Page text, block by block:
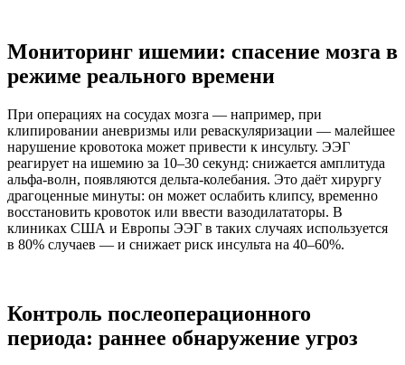
Мониторинг ишемии: спасение мозга в
режиме реального времени
При операциях на сосудах мозга — например, при
клипировании аневризмы или реваскуляризации — малейшее
нарушение кровотока может привести к инсульту. ЭЭГ
реагирует на ишемию за 10–30 секунд: снижается амплитуда
альфа-волн, появляются дельта-колебания. Это даёт хирургу
драгоценные минуты: он может ослабить клипсу, временно
восстановить кровоток или ввести вазодилататоры. В
клиниках США и Европы ЭЭГ в таких случаях используется
в 80% случаев — и снижает риск инсульта на 40–60%.
Контроль послеоперационного
периода: раннее обнаружение угроз